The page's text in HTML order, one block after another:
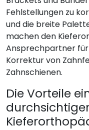
Fehlstellungen zu
und die breite
machen den
Ansprechpartner
Korrektur von
Zahnschienen.
Die Vorteile